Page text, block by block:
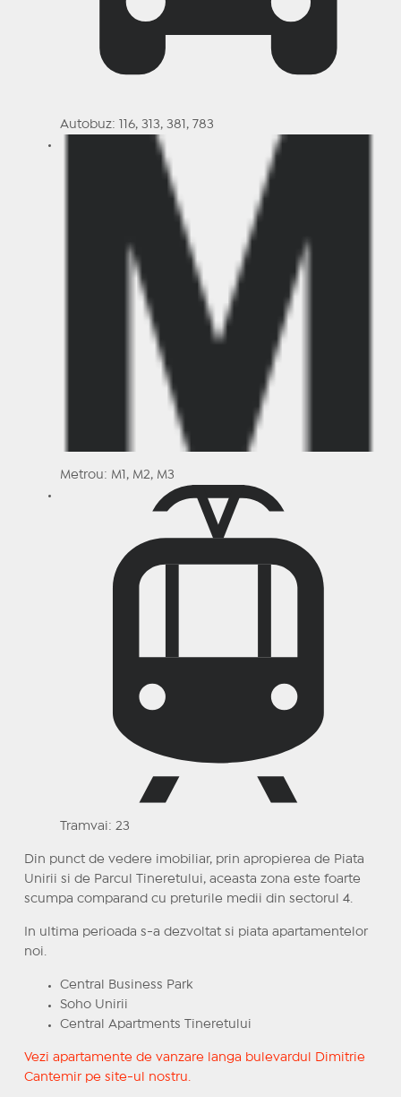
Autobuz: 116, 313, 381, 783
Metrou: M1, M2, M3
Tramvai: 23
Din punct de vedere imobiliar, prin apropierea de Piata
Unirii si de Parcul Tineretului, aceasta zona este foarte
scumpa comparand cu preturile medii din sectorul 4.
In ultima perioada s-a dezvoltat si piata apartamentelor
noi.
Central Business Park
Soho Unirii
Central Apartments Tineretului
Vezi apartamente de vanzare langa bulevardul Dimitrie
Cantemir pe site-ul nostru.